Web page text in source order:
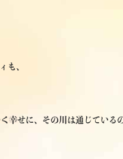
も、
幸せに、その川は通じている